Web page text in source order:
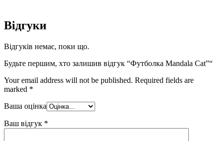
Відгуки
Відгуків немає, поки що.
Будьте першим, хто залишив відгук “Футболка Mandala Cat”“
Your email address will not be published. Required fields are
marked *
Ваша оцінка
Ваш відгук *